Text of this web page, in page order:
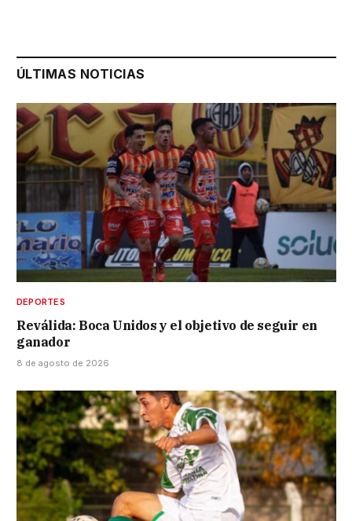
ÚLTIMAS NOTICIAS
DEPORTES
Reválida: Boca Unidos y el objetivo de seguir en
ganador
8 de agosto de 2026